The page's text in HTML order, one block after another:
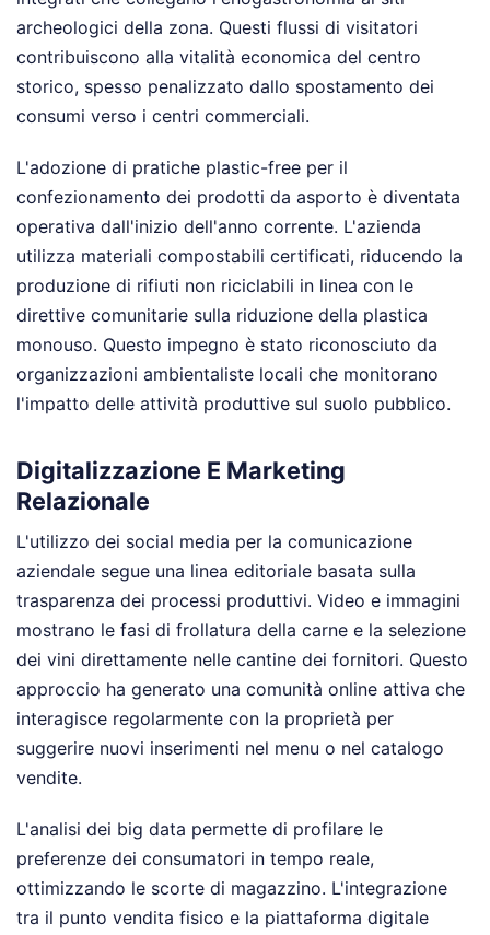
archeologici della zona. Questi flussi di visitatori
contribuiscono alla vitalità economica del centro
storico, spesso penalizzato dallo spostamento dei
consumi verso i centri commerciali.
L'adozione di pratiche plastic-free per il
confezionamento dei prodotti da asporto è diventata
operativa dall'inizio dell'anno corrente. L'azienda
utilizza materiali compostabili certificati, riducendo la
produzione di rifiuti non riciclabili in linea con le
direttive comunitarie sulla riduzione della plastica
monouso. Questo impegno è stato riconosciuto da
organizzazioni ambientaliste locali che monitorano
l'impatto delle attività produttive sul suolo pubblico.
Digitalizzazione E Marketing
Relazionale
L'utilizzo dei social media per la comunicazione
aziendale segue una linea editoriale basata sulla
trasparenza dei processi produttivi. Video e immagini
mostrano le fasi di frollatura della carne e la selezione
dei vini direttamente nelle cantine dei fornitori. Questo
approccio ha generato una comunità online attiva che
interagisce regolarmente con la proprietà per
suggerire nuovi inserimenti nel menu o nel catalogo
vendite.
L'analisi dei big data permette di profilare le
preferenze dei consumatori in tempo reale,
ottimizzando le scorte di magazzino. L'integrazione
tra il punto vendita fisico e la piattaforma digitale